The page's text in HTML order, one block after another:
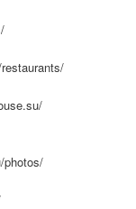
photos/